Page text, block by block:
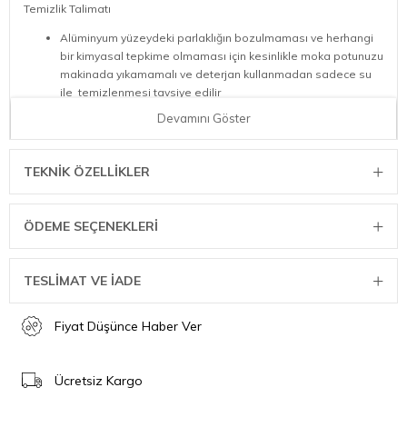
Temizlik Talimatı
Alüminyum yüzeydeki parlaklığın bozulmaması ve herhangi
bir kimyasal tepkime olmaması için kesinlikle moka potunuzu
makinada yıkamamalı ve deterjan kullanmadan sadece su
ile temizlenmesi tavsiye edilir
kimyasallar oluşturup moka potunuzu kullanılmayacak
şekilde tahrip edebilir.
Devamını Göster
TEKNIK ÖZELLIKLER
ÖDEME SEÇENEKLERI
TESLİMAT VE İADE
Fiyat Düşünce Haber Ver
Ücretsiz Kargo